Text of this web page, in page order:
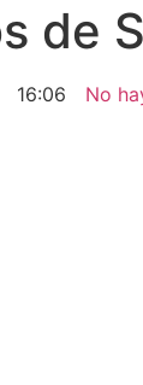
de
16:06 No